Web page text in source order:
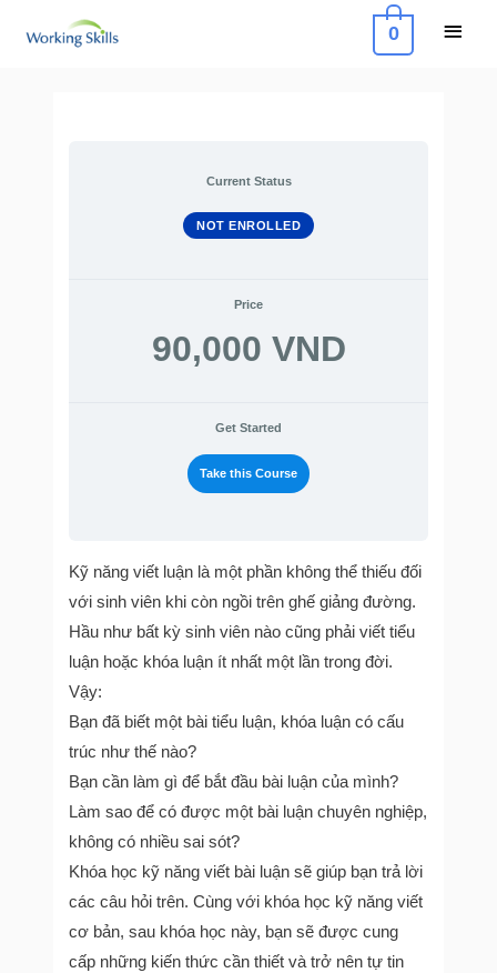
0
Current Status
NOT ENROLLED
Price
90,000 VND
Get Started
Take this Course
Kỹ năng viết luận là một phần không thể thiếu đối
với sinh viên khi còn ngồi trên ghế giảng đường.
Hầu như bất kỳ sinh viên nào cũng phải viết tiểu
luận hoặc khóa luận ít nhất một lần trong đời.
Vậy:
Bạn đã biết một bài tiểu luận, khóa luận có cấu
trúc như thế nào?
Bạn cần làm gì để bắt đầu bài luận của mình?
Làm sao để có được một bài luận chuyên nghiệp,
không có nhiều sai sót?
Khóa học kỹ năng viết bài luận sẽ giúp bạn trả lời
các câu hỏi trên. Cùng với khóa học kỹ năng viết
cơ bản, sau khóa học này, bạn sẽ được cung
cấp những kiến thức cần thiết và trở nên tự tin